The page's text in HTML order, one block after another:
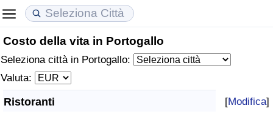
Costo della vita in Portogallo
Seleziona città in Portogallo:
Valuta:
Ristoranti [Modifica]
Costo della vita
Indice Del Costo Della Vita (corrente)
Indice Del Costo Della Vita
Prezzi degli immobili
Indice del Prezzo delle Case (Corrente)
Indice del Prezzo delle Case
Qualità della Vita
Indice della Qualità della Vita
Indice della Qualità della Vita (Corrente)